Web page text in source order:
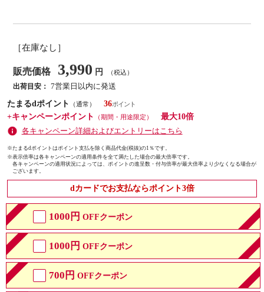
［在庫なし］
販売価格 3,990 円 （税込）
出荷目安： 7営業日以内に発送
たまるdポイント
（通常）
36
+キャンペーンポイント
（期間・用途限定）
最大10倍
各キャンペーン詳細およびエントリーはこちら
※たまるdポイントはポイント支払を除く商品代金(税抜)の1％です。
※表示倍率は各キャンペーンの適用条件を全て満たした場合の最大倍率です。
各キャンペーンの適用状況によっては、ポイントの進呈数・付与倍率が最大倍率より少なくなる場合が
ございます。
dカードでお支払ならポイント3倍
1000円 OFFクーポン
1000円 OFFクーポン
700円 OFFクーポン